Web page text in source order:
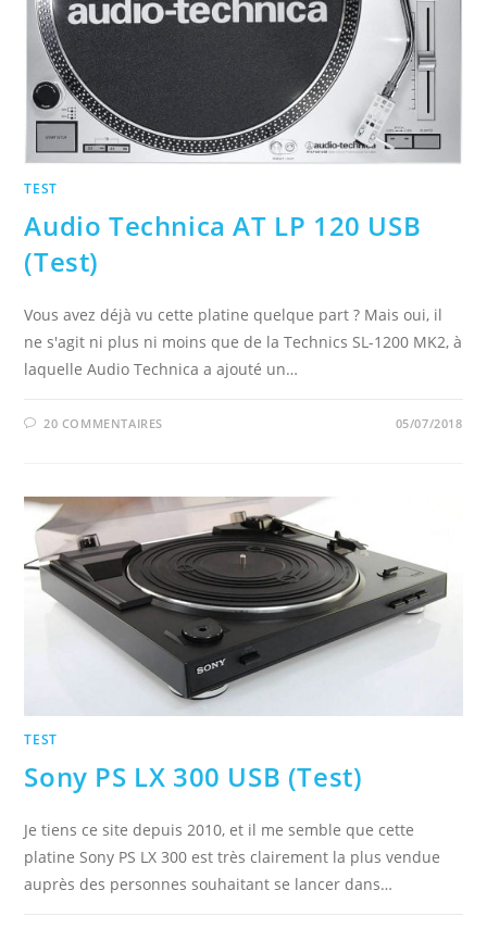
TEST
Audio Technica AT LP 120 USB
(Test)
Vous avez déjà vu cette platine quelque part ? Mais oui, il
ne s'agit ni plus ni moins que de la Technics SL-1200 MK2, à
laquelle Audio Technica a ajouté un…
20 COMMENTAIRES 05/07/2018
TEST
Sony PS LX 300 USB (Test)
Je tiens ce site depuis 2010, et il me semble que cette
platine Sony PS LX 300 est très clairement la plus vendue
auprès des personnes souhaitant se lancer dans…